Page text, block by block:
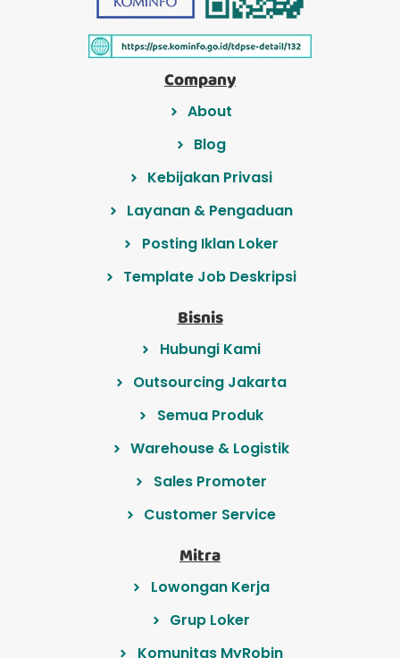
Company
About
Blog
Kebijakan Privasi
Layanan & Pengaduan
Posting Iklan Loker
Template Job Deskripsi
Bisnis
Hubungi Kami
Outsourcing Jakarta
Semua Produk
Warehouse & Logistik
Sales Promoter
Customer Service
Mitra
Lowongan Kerja
Grup Loker
Komunitas MyRobin